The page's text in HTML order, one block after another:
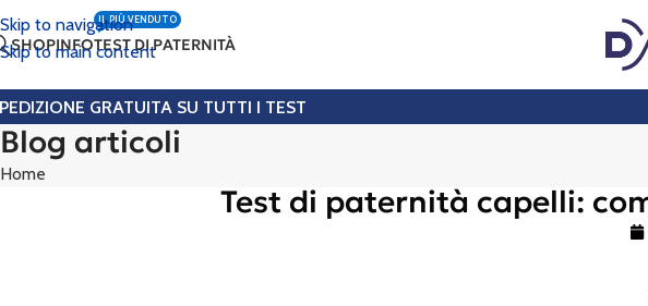
Skip to navigation
Skip to main content
SHOPINFOTEST DI PATERNITÀ
IL PIÙ VENDUTO
GRATUITA SU TUTTI I TEST
Blog articoli
Home
Test di paternità capelli: